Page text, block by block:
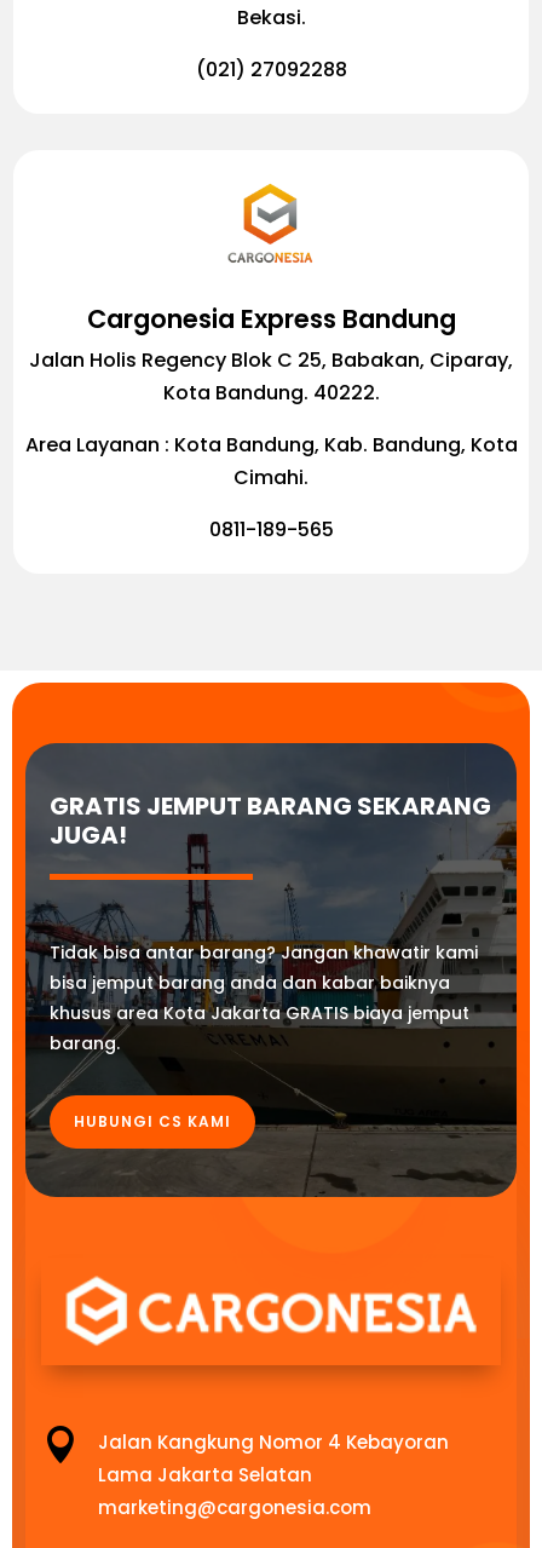
Bekasi.
(021) 27092288
Cargonesia Express Bandung
Jalan Holis Regency Blok C 25, Babakan, Ciparay,
Kota Bandung. 40222.
Area Layanan : Kota Bandung, Kab. Bandung, Kota
Cimahi.
0811-189-565
GRATIS JEMPUT BARANG SEKARANG
JUGA!
Tidak bisa antar barang? Jangan khawatir kami
bisa jemput barang anda dan kabar baiknya
khusus area Kota Jakarta GRATIS biaya jemput
barang.
HUBUNGI CS KAMI

Jalan Kangkung Nomor 4 Kebayoran
Lama Jakarta Selatan
marketing@cargonesia.com